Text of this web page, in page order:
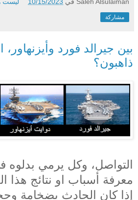
مشاركة
بين جيرالد فورد
ذاهبون؟
التواصل، وكل يرمي بدلوه
معرفة أسباب او نتائج هذا
إذا كان الحادث بضخامة